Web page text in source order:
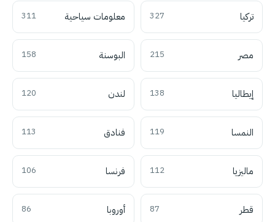
تركيا 327 معلومات سياحية 311
مصر 215 البوسنة 158
إيطاليا 138 لندن 120
النمسا 119 فنادق 113
ماليزيا 112 فرنسا 106
قطر 87 أوروبا 86